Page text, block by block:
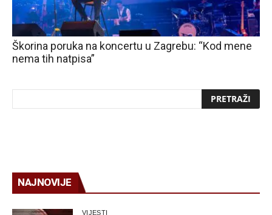
Škorina poruka na koncertu u Zagrebu: “Kod mene
nema tih natpisa”
NAJNOVIJE
VIJESTI